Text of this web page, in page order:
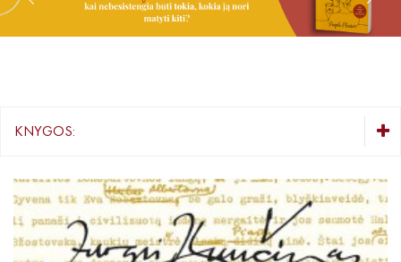
Grožinė literatūra
Knygos su autografais
KNYGOS PIGIAU
KNYGOS:
Grožinė literatūra
Knygos vaikams ir paaugliams
Negrožinė literatūra